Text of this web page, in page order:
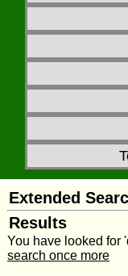
Extended
Results
You have looked for
search once more